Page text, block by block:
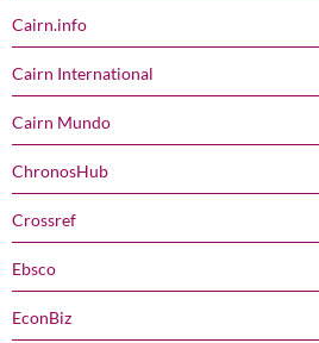
Cairn.info
Cairn International
Cairn Mundo
ChronosHub
Crossref
Ebsco
EconBiz